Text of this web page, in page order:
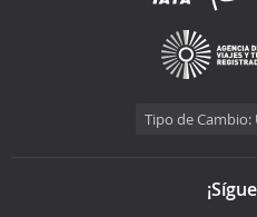
Tipo de Cambio: